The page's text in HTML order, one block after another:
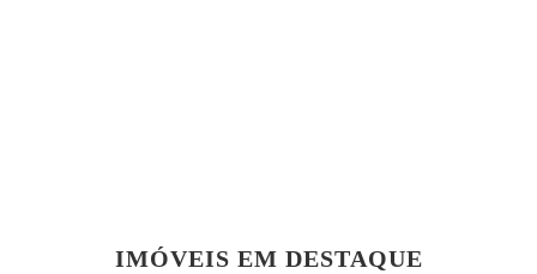
IMÓVEIS EM DESTAQUE